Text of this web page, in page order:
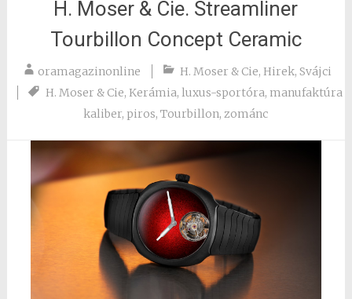
H. Moser & Cie. Streamliner
Tourbillon Concept Ceramic
oramagazinonline H. Moser & Cie, Hirek, Svájci
H. Moser & Cie, Kerámia, luxus-sportóra, manufaktúra
kaliber, piros,Tourbillon,zománc